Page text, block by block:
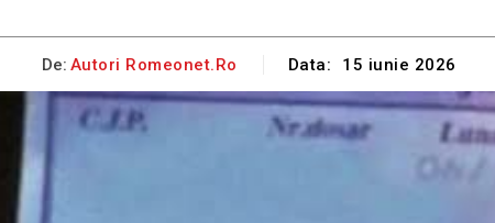
De: Autori Romeonet.ro Data: 15 iunie 2026